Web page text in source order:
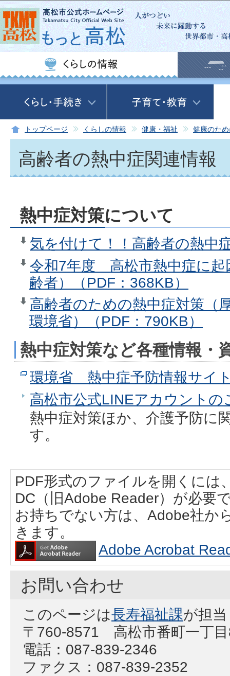
この
トップページ くらしの情報 健康・福祉 健康のた
高齢者の熱中症関連情報
熱中症対策について
気を付けて！！高齢者の熱中
令和7年度 高松市熱中症に起
齢者）（PDF：368KB）
高齢者のための熱中症対策（
環境省）（PDF：790KB）
熱中症対策など各種情報・
環境省 熱中症予防情報サイ
高松市公式LINEアカウントの
熱中症対策ほか、介護予防に
す。
PDF形式のファイルを開くには
DC（旧Adobe Reader）が必要
お持ちでない方は、Adobe社か
きます。
Adobe Acrobat
お問い合わせ
このページは長寿福祉課が担
〒760-8571 高松市番町一丁
電話：087-839-2346
ファクス：087-839-2352